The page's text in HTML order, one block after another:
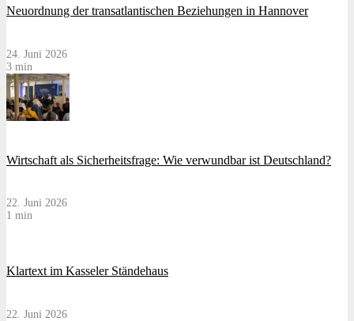
Neuordnung der transatlantischen Beziehungen in Hannover
24. Juni 2026
3 min
Wirtschaft als Sicherheitsfrage: Wie verwundbar ist Deutschland?
22. Juni 2026
1 min
Klartext im Kasseler Ständehaus
22. Juni 2026